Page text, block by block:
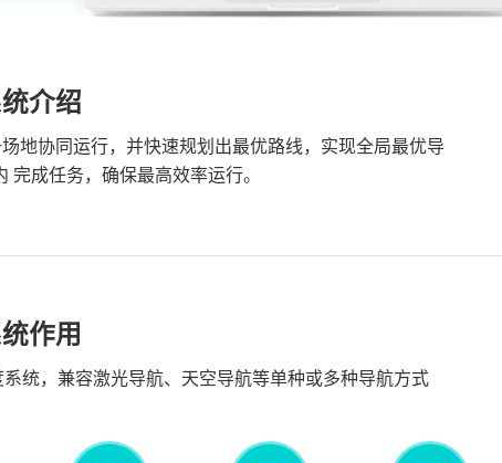
介绍
地协同运行，并快速规划出最优路线，实现全局最优导
完成任务，确保最高效率运行。
作用
统，兼容激光导航、天空导航等单种或多种导航方式